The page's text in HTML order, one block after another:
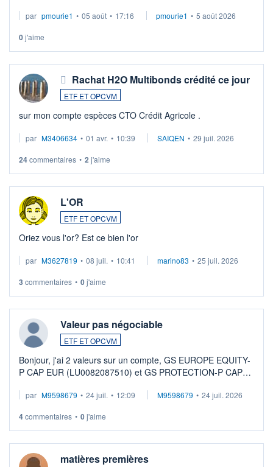
par pmourie1 • 05 août • 17:16 pmourie1 • 5 août 2026
0j'aime
Rachat H2O Multibonds crédité ce jour
ETF ET OPCVM
sur mon compte espèces CTO Crédit Agricole .
par M3406634 • 01 avr. • 10:39 SAIQEN • 29 juil. 2026
24commentaires • 2 j'aime
L'OR
ETF ET OPCVM
Oriez vous l'or? Est ce bien l'or
par M3627819 • 08 juil. • 10:41 marino83 • 25 juil. 2026
3 commentaires • 0j'aime
Valeur pas négociable
ETF ET OPCVM
Bonjour, j'ai 2 valeurs sur un compte, GS EUROPE EQUITY-
P CAP EUR (LU0082087510) et GS PROTECTION-P CAP
veux procéder à la vente, on me signale ...
par M9598679 • 24 juil. • 12:09 M9598679 • 24 juil. 2026
4commentaires • 0j'aime
matières premières